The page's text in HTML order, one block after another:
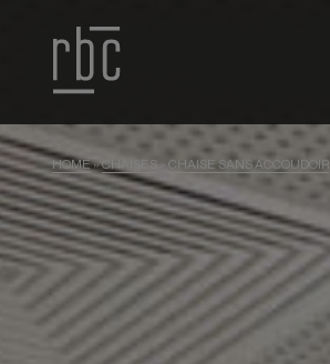
HOME»CHAISES» CHAISE SANS ACCOUDOIR